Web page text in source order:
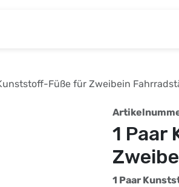
Füße für Zweibein
1
1 Paar